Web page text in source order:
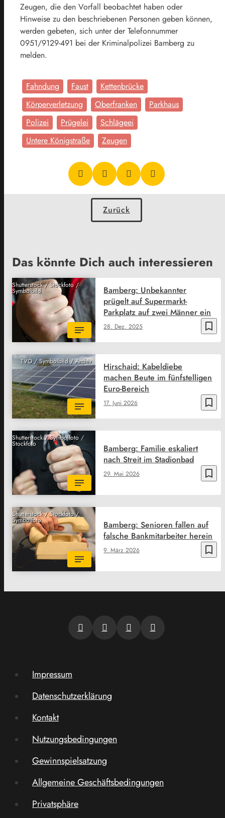
Zeugen, die den Vorfall beobachtet haben oder
Hinweise zu den beschriebenen Personen geben können,
werden gebeten, sich unter der Telefonnummer
0951/9129-491 bei der Kriminalpolizei Bamberg zu
melden.
Fahndung Faust
Kettenbrücke
Körperverletzung
Oberfranken
Parkhaus
Polizei
Prügelei
Schlägeei
Untere Königstraße
Zeugen
Zurück
Das könnte Dich auch interessieren
Shutterstock / Stockfoto /
Symbolbild
bookmark_border
28. Dez. 2025
Bamberg: Unbekannter
prügelt auf Supermarkt-
Parkplatz auf zwei Männer ein
TVO / Symbolbild / Archiv
bookmark_border
17. Juni 2026
Hirschaid: Kabeldiebe
machen Beute im fünfstelligen
Euro-Bereich
Shutterstock / Symbolfoto /
Stockfoto
bookmark_border
29. Mai 2026
Bamberg: Familie eskaliert
nach Streit im Stadionbad
Shutterstock / Stockfoto /
Symbolfoto
bookmark_border
9. März 2026
Bamberg: Senioren fallen auf
falsche Bankmitarbeiter herein
Impressum
Datenschutzerklärung
Kontakt
Nutzungsbedingungen
Gewinnspielsatzung
Allgemeine Geschäftsbedingungen
Privatsphäre